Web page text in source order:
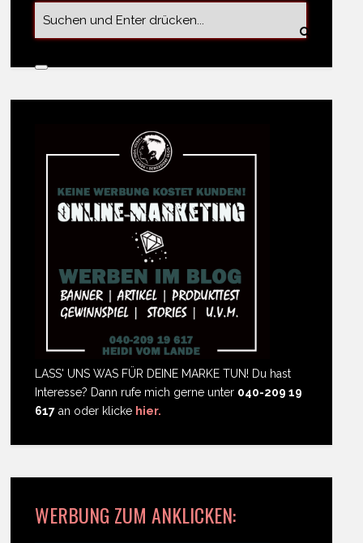
LASS' UNS WAS FÜR DEINE MARKE TUN! Du hast
Interesse? Dann rufe mich gerne unter 040-209 19
617 an oder klicke hier.
WERBUNG ZUM ANKLICKEN: